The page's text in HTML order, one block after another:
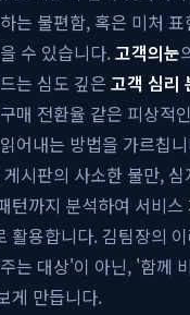
는 불편함, 혹은 미처
수 있습니다.고객의눈
는 심도 깊은 고객 심리
매 전환율 같은 피상적
어내는 방법을 가르칩
시판의 사소한 불만,
턴까지 분석하여 서비스
활용합니다. 김팀장의
는 대상'이 아닌, '함께
게 만듭니다.